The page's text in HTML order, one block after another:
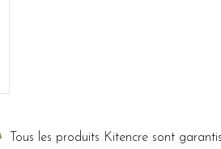
Tous les produits Kitencre sont